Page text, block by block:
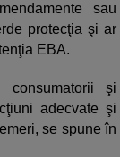
sau
protecţia şi ar
EBA.
consumatorii şi
adecvate şi
se spune în